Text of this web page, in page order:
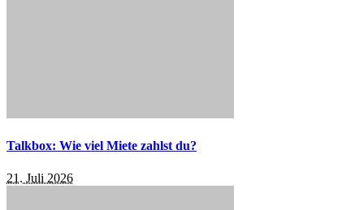
Talkbox: Wie viel Miete zahlst du?
21. Juli 2026